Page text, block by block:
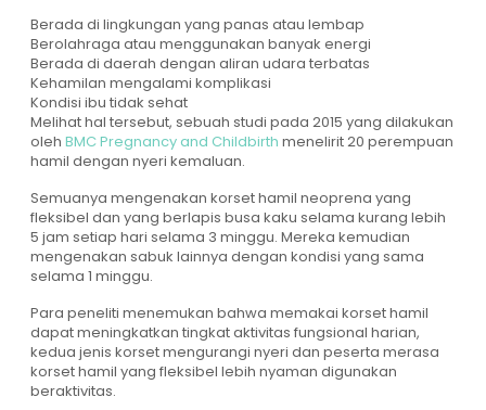
Berada di lingkungan yang panas atau lembap
Berolahraga atau menggunakan banyak energi
Berada di daerah dengan aliran udara terbatas
Kehamilan mengalami komplikasi
Kondisi ibu tidak sehat
Melihat hal tersebut, sebuah studi pada 2015 yang dilakukan
oleh BMC Pregnancy and Childbirth menelirit 20 perempuan
hamil dengan nyeri kemaluan.
Semuanya mengenakan korset hamil neoprena yang
fleksibel dan yang berlapis busa kaku selama kurang lebih
5 jam setiap hari selama 3 minggu. Mereka kemudian
mengenakan sabuk lainnya dengan kondisi yang sama
selama 1 minggu.
Para peneliti menemukan bahwa memakai korset hamil
dapat meningkatkan tingkat aktivitas fungsional harian,
kedua jenis korset mengurangi nyeri dan peserta merasa
korset hamil yang fleksibel lebih nyaman digunakan
beraktivitas.